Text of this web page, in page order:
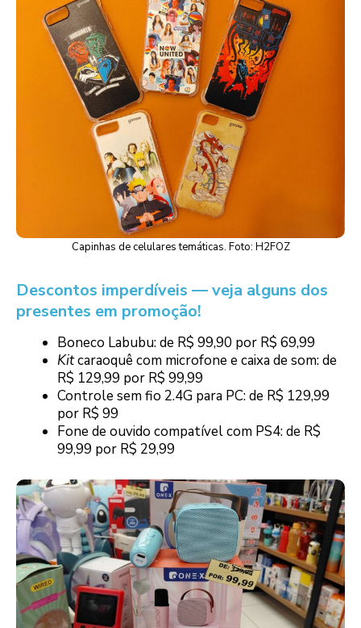
Capinhas de celulares temáticas. Foto: H2FOZ
Descontos imperdíveis — veja alguns dos
presentes em promoção!
Boneco Labubu: de R$ 99,90 por R$ 69,99
Kitcaraoquê com microfone e caixa de som: de
R$ 129,99 por R$ 99,99
Controle sem fio 2.4G para PC: de R$ 129,99
por R$ 99
Fone de ouvido compatível com PS4: de R$
99,99 por R$ 29,99